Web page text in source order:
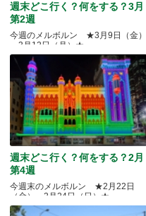
週末どこ行く？何をする？3月
第2週
今週のメルボルン ★3月9日（金）
～3月12日（月）★
週末どこ行く？何をする？2月
第4週
今週末のメルボルン ★2月22日
（金）～2月24日（日）★